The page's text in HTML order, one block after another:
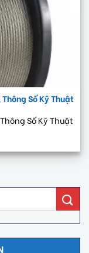
Số Kỹ Thuật
Số Kỹ Thuật